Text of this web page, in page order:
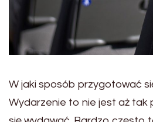
W jaki sposób przygotować
Wydarzenie to nie jest aż tak